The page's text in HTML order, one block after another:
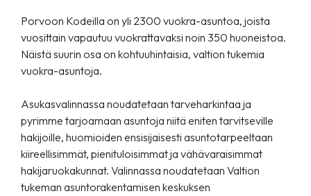
Porvoon Kodeilla on yli 2300 vuokra-asuntoa, joista
vuosittain vapautuu vuokrattavaksi noin 350 huoneistoa.
Näistä suurin osa on kohtuuhintaisia, valtion tukemia
vuokra-asuntoja.
Asukasvalinnassa noudatetaan tarveharkintaa ja
pyrimme tarjoamaan asuntoja niitä eniten tarvitseville
hakijoille, huomioiden ensisijaisesti asuntotarpeeltaan
kiireellisimmät, pienituloisimmat ja vähävaraisimmat
hakijaruokakunnat. Valinnassa noudatetaan Valtion
tukeman asuntorakentamisen keskuksen